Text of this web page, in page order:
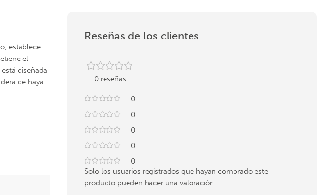
establece
el
diseñada
de haya
Reseñas de los clientes
0 reseñas
0
0
0
0
0
Solo los usuarios registrados que hayan comprado este
producto pueden hacer una valoración.